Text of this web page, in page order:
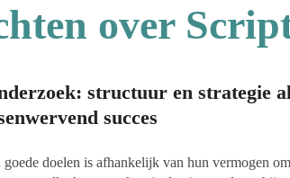
over
structuur en strategie
succes
goede doelen is afhankelijk van hun vermogen